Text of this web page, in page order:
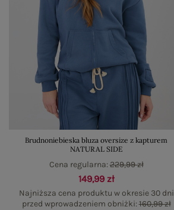
Brudnoniebieska bluza oversize z kapturem
NATURAL SIDE
149,99 zł
Najniższa cena produktu w okresie 30 dni
przed wprowadzeniem obniżki:160,99 zł
Cena regularna:229,99 zł